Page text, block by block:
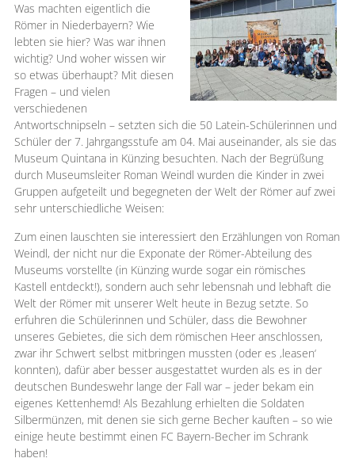
Was machten eigentlich die
Römer in Niederbayern? Wie
lebten sie hier? Was war ihnen
wichtig? Und woher wissen wir
so etwas überhaupt? Mit diesen
Fragen – und vielen
verschiedenen
Antwortschnipseln – setzten sich die 50 Latein-Schülerinnen und
Schüler der 7. Jahrgangsstufe am 04. Mai auseinander, als sie das
Museum Quintana in Künzing besuchten. Nach der Begrüßung
durch Museumsleiter Roman Weindl wurden die Kinder in zwei
Gruppen aufgeteilt und begegneten der Welt der Römer auf zwei
sehr unterschiedliche Weisen:
Zum einen lauschten sie interessiert den Erzählungen von Roman
Weindl, der nicht nur die Exponate der Römer-Abteilung des
Museums vorstellte (in Künzing wurde sogar ein römisches
Kastell entdeckt!), sondern auch sehr lebensnah und lebhaft die
Welt der Römer mit unserer Welt heute in Bezug setzte. So
erfuhren die Schülerinnen und Schüler, dass die Bewohner
unseres Gebietes, die sich dem römischen Heer anschlossen,
zwar ihr Schwert selbst mitbringen mussten (oder es ‚leasen‘
konnten), dafür aber besser ausgestattet wurden als es in der
deutschen Bundeswehr lange der Fall war – jeder bekam ein
eigenes Kettenhemd! Als Bezahlung erhielten die Soldaten
Silbermünzen, mit denen sie sich gerne Becher kauften – so wie
einige heute bestimmt einen FC Bayern-Becher im Schrank
haben!